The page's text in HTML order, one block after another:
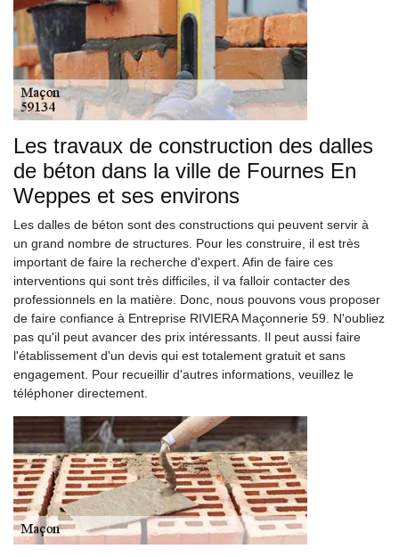
Les travaux de construction des dalles
de béton dans la ville de Fournes En
Weppes et ses environs
Les dalles de béton sont des constructions qui peuvent servir à
un grand nombre de structures. Pour les construire, il est très
important de faire la recherche d'expert. Afin de faire ces
interventions qui sont très difficiles, il va falloir contacter des
professionnels en la matière. Donc, nous pouvons vous proposer
de faire confiance à Entreprise RIVIERA Maçonnerie 59. N'oubliez
pas qu'il peut avancer des prix intéressants. Il peut aussi faire
l'établissement d'un devis qui est totalement gratuit et sans
engagement. Pour recueillir d'autres informations, veuillez le
téléphoner directement.